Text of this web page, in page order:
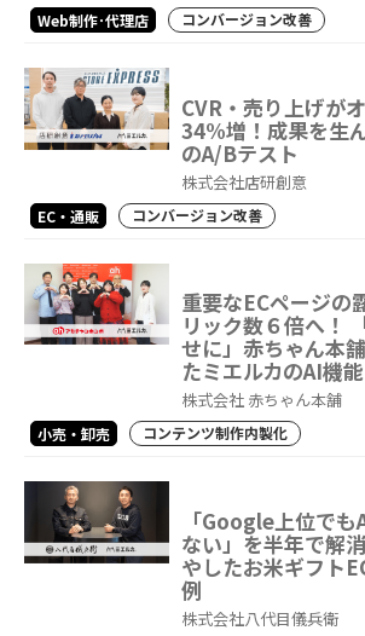
Web制作･代理店 コンバージョン改善
CVR・売り上げが
34%増！成果を生
のA/Bテスト
株式会社店研創意
EC・通販 コンバージョン改善
重要なECページの
リック数６倍へ！
せに」赤ちゃん本
たミエルカのAI機能
株式会社 赤ちゃん本舗
小売・卸売 コンテンツ制作内製化
「Google上位で
ない」を半年で解
やしたお米ギフト
例
株式会社八代目儀兵衛